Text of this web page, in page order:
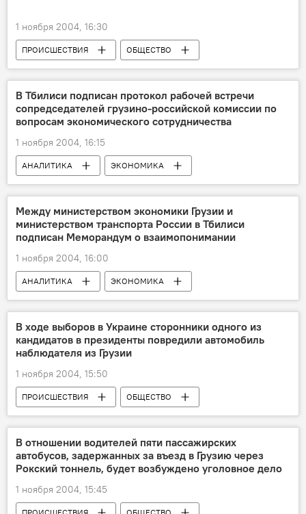
1 ноября 2004, 16:30
ПРОИСШЕСТВИЯ ОБЩЕСТВО
В Тбилиси подписан протокол рабочей встречи
сопредседателей грузино-российской комиссии по
вопросам экономического сотрудничества
1 ноября 2004, 16:15
АНАЛИТИКА ЭКОНОМИКА
Между министерством экономики Грузии и
министерством транспорта России в Тбилиси
подписан Меморандум о взаимопонимании
1 ноября 2004, 16:00
АНАЛИТИКА ЭКОНОМИКА
В ходе выборов в Украине сторонники одного из
кандидатов в президенты повредили автомобиль
наблюдателя из Грузии
1 ноября 2004, 15:50
ПРОИСШЕСТВИЯ ОБЩЕСТВО
В отношении водителей пяти пассажирских
автобусов, задержанных за въезд в Грузию через
Рокский тоннель, будет возбуждено уголовное дело
1 ноября 2004, 15:45